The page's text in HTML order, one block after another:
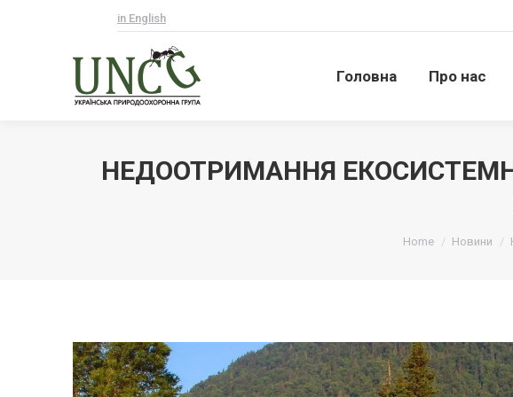
in English
Головна Про нас
НЕДООТРИМАННЯ
Home Новини
Головна Про нас